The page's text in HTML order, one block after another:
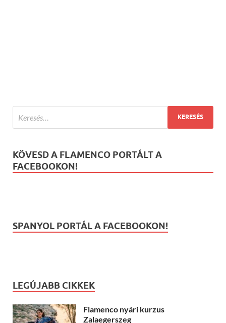
KÖVESD A FLAMENCO PORTÁLT A
FACEBOOKON!
SPANYOL PORTÁL A FACEBOOKON!
LEGÚJABB CIKKEK
Flamenco nyári kurzus
Zalaegerszeg